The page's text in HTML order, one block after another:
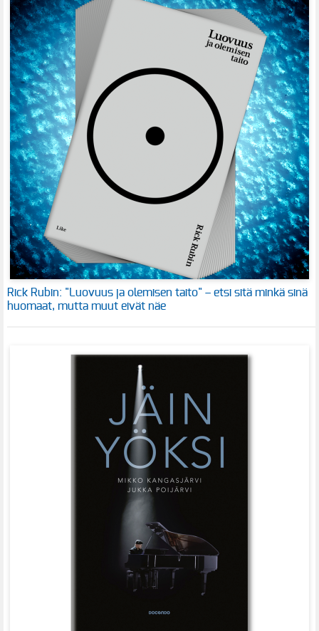
Rick Rubin: "Luovuus ja olemisen taito" – etsi sitä minkä sinä
huomaat, mutta muut eivät näe